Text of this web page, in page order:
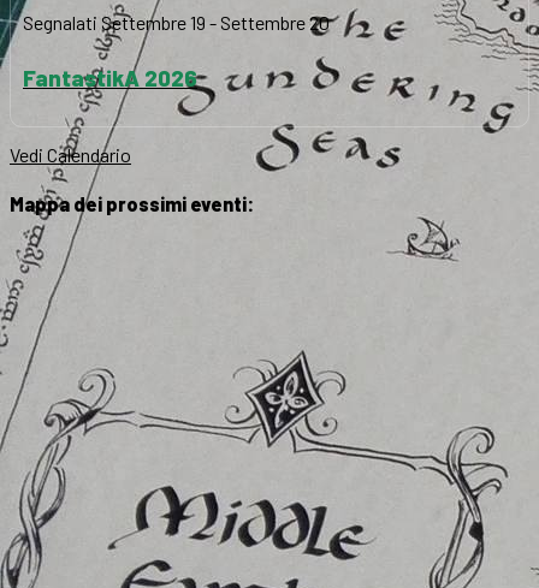
Segnalati Settembre 19 - Settembre 20
FantastikA 2026
Vedi Calendario
Mappa dei prossimi eventi: